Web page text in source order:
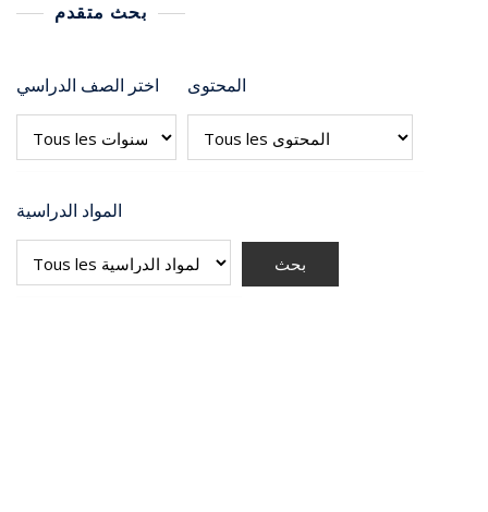
بحث متقدم
اختر الصف الدراسي المحتوى
المواد الدراسية